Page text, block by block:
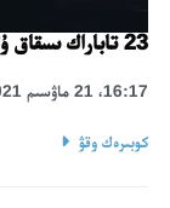
23 تاباراك ىسقاق ۇلى
16:17، 21 ماۋسىم 2021
كوبىرەك وقۋ